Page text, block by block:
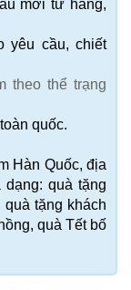
mới từ hãng,
yêu cầu, chiết
theo thể trạng
quốc.
Hàn Quốc, địa
quà tặng
tặng khách
quà Tết bố